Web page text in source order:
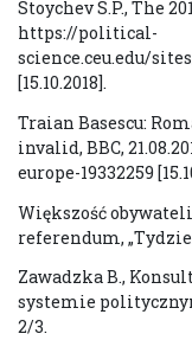
Stoychev S.P., The
https://political-
science.ceu.edu/
[15.10.2018].
Traian Basescu:
invalid, BBC,
europe-19332259
Większość
referendum,
Zawadzka B.,
systemie
2/3.